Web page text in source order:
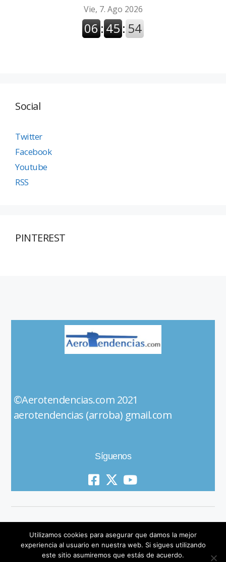
Social
Twitter
Facebook
Youtube
RSS
PINTEREST
©Aerotendencias.com 2021
aerotendencias (arroba) gmail.com
Síguenos
© 2019 All Rights Reserved
Utilizamos cookies para asegurar que damos la mejor
experiencia al usuario en nuestra web. Si sigues utilizando
este sitio asumiremos que estás de acuerdo.